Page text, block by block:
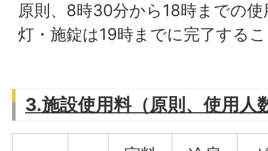
原則、8時30分から18時までの
灯・施錠は19時までに完了する
3.施設使用料（原則、使用人